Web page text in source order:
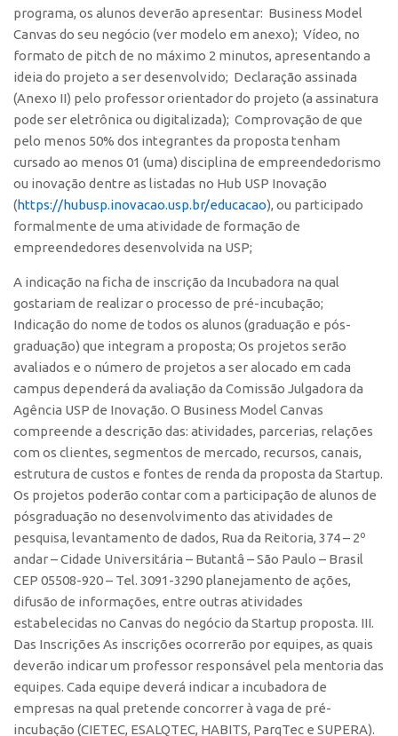
Programas
Conexão USP
Conexão Inter-USP
Banco de Patentes
Patentes em Destaque
Inteligência Competitiva
Showroom de Tecnologias
Empreendedorismo
Bolsas
Bolsa Empreendedorismo
Bolsa Startup USP
Entidades
Pesquisa
EMBRAPIIs
CEPIDs
CEPIX
CPEs
INCTs
PRPI/USP
InovaUSP
Bússola da Inovação
programa, os alunos deverão apresentar: Business Model
Canvas do seu negócio (ver modelo em anexo); Vídeo, no
formato de pitch de no máximo 2 minutos, apresentando a
ideia do projeto a ser desenvolvido; Declaração assinada
(Anexo II) pelo professor orientador do projeto (a assinatura
pode ser eletrônica ou digitalizada); Comprovação de que
pelo menos 50% dos integrantes da proposta tenham
cursado ao menos 01 (uma) disciplina de empreendedorismo
ou inovação dentre as listadas no Hub USP Inovação
(https://hubusp.inovacao.usp.br/educacao), ou participado
formalmente de uma atividade de formação de
empreendedores desenvolvida na USP;
A indicação na ficha de inscrição da Incubadora na qual
gostariam de realizar o processo de pré-incubação;
Indicação do nome de todos os alunos (graduação e pós-
graduação) que integram a proposta; Os projetos serão
avaliados e o número de projetos a ser alocado em cada
campus dependerá da avaliação da Comissão Julgadora da
Agência USP de Inovação. O Business Model Canvas
compreende a descrição das: atividades, parcerias, relações
com os clientes, segmentos de mercado, recursos, canais,
estrutura de custos e fontes de renda da proposta da Startup.
Os projetos poderão contar com a participação de alunos de
pósgraduação no desenvolvimento das atividades de
pesquisa, levantamento de dados, Rua da Reitoria, 374 – 2º
andar – Cidade Universitária – Butantâ – São Paulo – Brasil
CEP 05508-920 – Tel. 3091-3290 planejamento de ações,
difusão de informações, entre outras atividades
estabelecidas no Canvas do negócio da Startup proposta. III.
Das Inscrições As inscrições ocorrerão por equipes, as quais
deverão indicar um professor responsável pela mentoria das
equipes. Cada equipe deverá indicar a incubadora de
empresas na qual pretende concorrer à vaga de pré-
incubação (CIETEC, ESALQTEC, HABITS, ParqTec e SUPERA).